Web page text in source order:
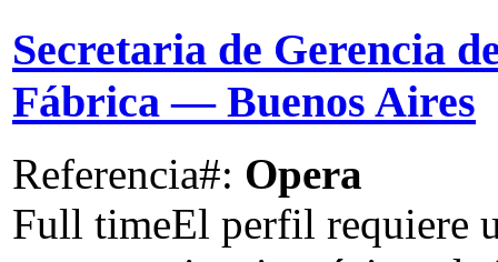
Secretaria de Gerencia
Fábrica— Buenos Aires
Referencia#: Opera
Full timeEl perfil requiere